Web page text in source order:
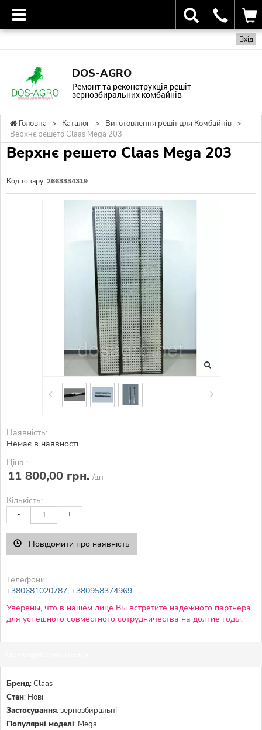
Вхід
DOS-AGRO
Ремонт та реконструкція решіт
зернозбиральних комбайнів
Головна > Каталог > Виготовлення решіт для Комбайнів >
Верхнє решето Claas Mega 203
Верхнє решето Claas Mega 203
Код товару: 2663334319
Наявність:
Немає в наявності
Ціна :
11 800,00 грн. /шт
Кількість:
- +
Повідомити про наявність
Телефони:
+380681020787, +380958374969
Уверены, что в нашем лице Вы встретите надежного партнера
для успешного совместного сотрудничества на долгие годы.
Бренд:Claas
Стан: Нові
Застосування:зернозбиральні
Популярні моделі: Mega